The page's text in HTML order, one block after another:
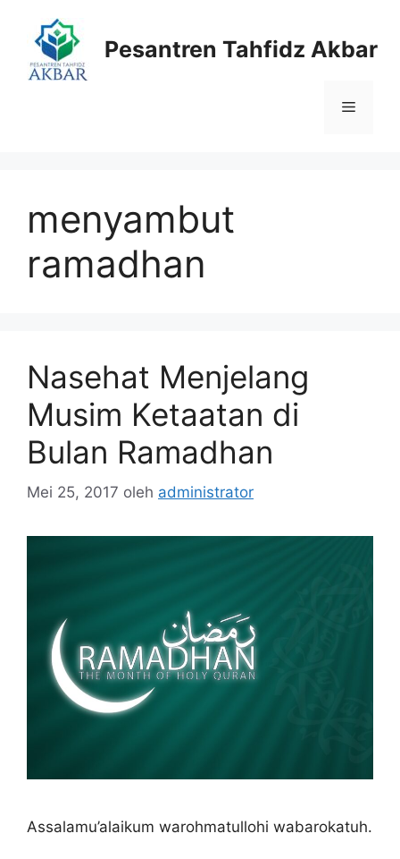
Pesantren Tahfidz Akbar
Menu
menyambut
ramadhan
Nasehat Menjelang
Musim Ketaatan di
Bulan Ramadhan
Mei 25, 2017 oleh administrator
Assalamu’alaikum warohmatullohi wabarokatuh.